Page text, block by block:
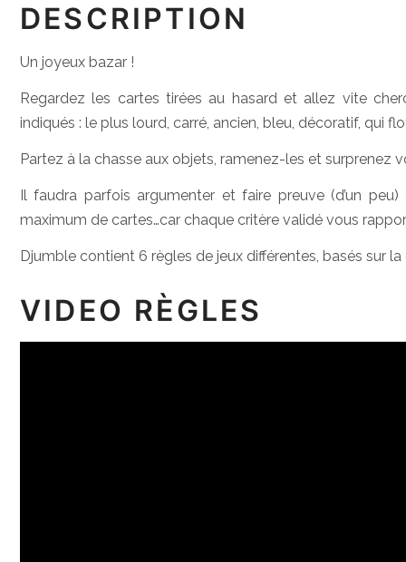
DESCRIPTION
Un joyeux bazar !
Regardez les cartes tirées au hasard et allez vite
indiqués : le plus lourd, carré, ancien, bleu, décoratif, qui
Partez à la chasse aux objets, ramenez-les et surprenez
Il faudra parfois argumenter et faire preuve (d’un
maximum de cartes…car chaque critère validé vous
Djumble contient 6 règles de jeux différentes, basés sur
VIDEO RÈGLES